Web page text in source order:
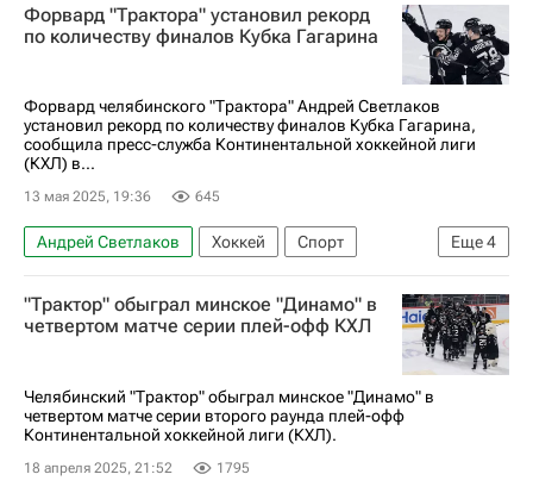
Форвард "Трактора" установил рекорд
по количеству финалов Кубка Гагарина
Форвард челябинского "Трактора" Андрей Светлаков
установил рекорд по количеству финалов Кубка Гагарина,
сообщила пресс-служба Континентальной хоккейной лиги
(КХЛ) в...
13 мая 2025, 19:36 645
Еще4
Андрей Светлаков Хоккей
Спорт
Трактор
Локомотив (Ярославль)
КХЛ 2025-2026
Кубок Гагарина
"Трактор" обыграл минское "Динамо" в
четвертом матче серии плей-офф КХЛ
Челябинский "Трактор" обыграл минское "Динамо" в
четвертом матче серии второго раунда плей-офф
Континентальной хоккейной лиги (КХЛ).
18 апреля 2025, 21:52 1795